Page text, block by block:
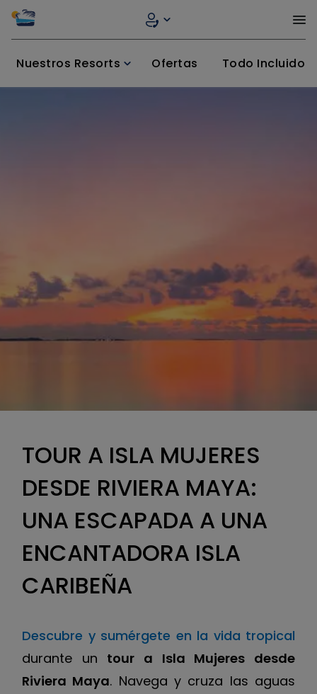
Nuestros Resorts Ofertas Todo Incluido
TOUR A ISLA MUJERES
DESDE RIVIERA MAYA:
UNA ESCAPADA A UNA
ENCANTADORA ISLA
CARIBEÑA
Descubre y sumérgete en la vida tropical
durante un tour a Isla Mujeres desde
Riviera Maya. Navega y cruza las aguas